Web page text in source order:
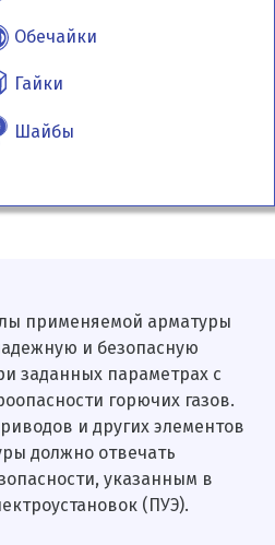
Обечайки
Гайки
Шайбы
применяемой арматуры
и безопасную
заданных параметрах с
горючих газов.
и других элементов
должно отвечать
указанным в
(ПУЭ).